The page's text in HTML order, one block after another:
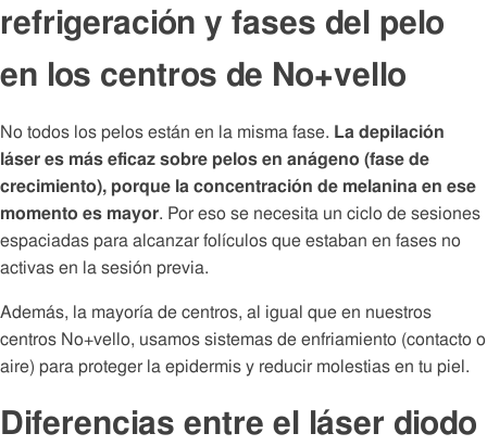
refrigeración y fases del pelo
en los centros de No+vello
No todos los pelos están en la misma fase. La depilación
láser es más eficaz sobre pelos en anágeno (fase de
crecimiento), porque la concentración de melanina en ese
momento es mayor. Por eso se necesita un ciclo de sesiones
espaciadas para alcanzar folículos que estaban en fases no
activas en la sesión previa.
Además, la mayoría de centros, al igual que en nuestros
centros No+vello, usamos sistemas de enfriamiento (contacto o
aire) para proteger la epidermis y reducir molestias en tu piel.
Diferencias entre el láser diodo